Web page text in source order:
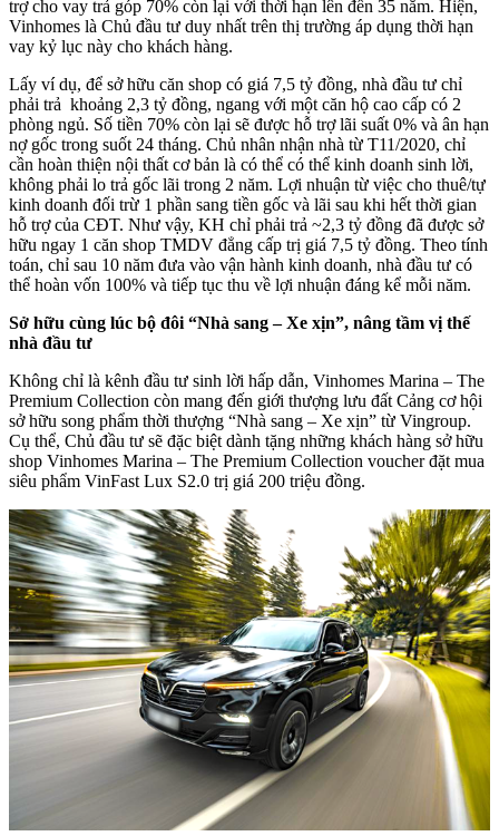
trợ cho vay trả góp 70% còn lại với thời hạn lên đến 35 năm. Hiện,
Vinhomes là Chủ đầu tư duy nhất trên thị trường áp dụng thời hạn
vay kỷ lục này cho khách hàng.
Lấy ví dụ, để sở hữu căn shop có giá 7,5 tỷ đồng, nhà đầu tư chỉ
phải trả khoảng 2,3 tỷ đồng, ngang với một căn hộ cao cấp có 2
phòng ngủ. Số tiền 70% còn lại sẽ được hỗ trợ lãi suất 0% và ân hạn
nợ gốc trong suốt 24 tháng. Chủ nhân nhận nhà từ T11/2020, chỉ
cần hoàn thiện nội thất cơ bản là có thể có thể kinh doanh sinh lời,
không phải lo trả gốc lãi trong 2 năm. Lợi nhuận từ việc cho thuê/tự
kinh doanh đối trừ 1 phần sang tiền gốc và lãi sau khi hết thời gian
hỗ trợ của CĐT. Như vậy, KH chỉ phải trả ~2,3 tỷ đồng đã được sở
hữu ngay 1 căn shop TMDV đẳng cấp trị giá 7,5 tỷ đồng. Theo tính
toán, chỉ sau 10 năm đưa vào vận hành kinh doanh, nhà đầu tư có
thể hoàn vốn 100% và tiếp tục thu về lợi nhuận đáng kể mỗi năm.
Sở hữu cùng lúc bộ đôi “Nhà sang – Xe xịn”, nâng tầm vị thế
nhà đầu tư
Không chỉ là kênh đầu tư sinh lời hấp dẫn, Vinhomes Marina – The
Premium Collection còn mang đến giới thượng lưu đất Cảng cơ hội
sở hữu song phẩm thời thượng “Nhà sang – Xe xịn” từ Vingroup.
Cụ thể, Chủ đầu tư sẽ đặc biệt dành tặng những khách hàng sở hữu
shop Vinhomes Marina – The Premium Collection voucher đặt mua
siêu phẩm VinFast Lux S2.0 trị giá 200 triệu đồng.